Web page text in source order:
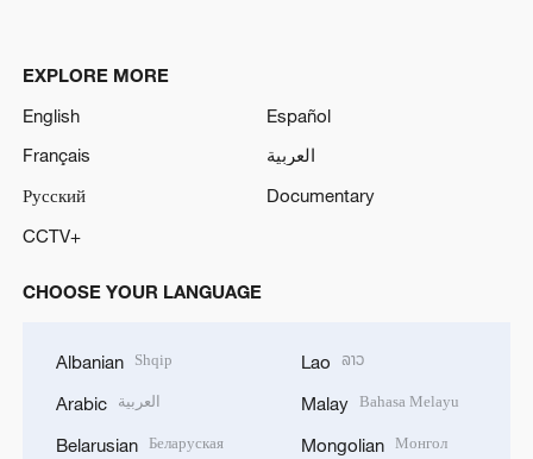
EXPLORE MORE
English
Español
Français
العربية
Русский
Documentary
CCTV+
CHOOSE YOUR LANGUAGE
Albanian Shqip
Arabic العربية
Belarusian Беларуская
Lao ລາວ
Malay Bahasa Melayu
Mongolian Монгол